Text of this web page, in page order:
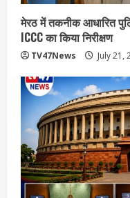
मेरठ में तकनीक आधारित
ICCC का किया निरीक्षण
TV47News July 21,